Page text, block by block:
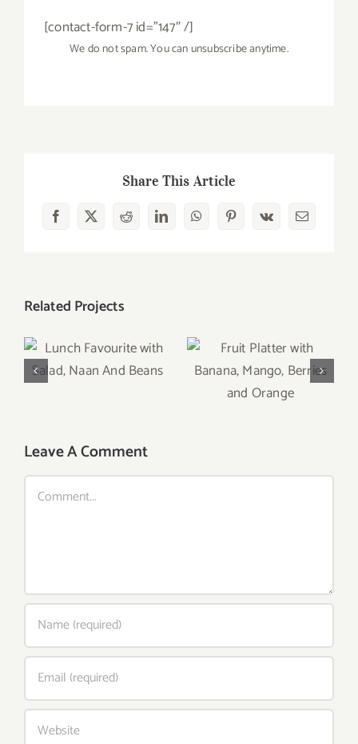
[contact-form-7 id=”147″ /]
We do not spam. You can unsubscribe anytime.
Share This Article
Facebook
X RedditLinkedInWhatsAppPinterest
Vk Email
Related Projects
Lunch Favourite
with Salad, Naan
Fruit Platter with
Banana, Mango,
Berries and
Leave A Comment
Comment